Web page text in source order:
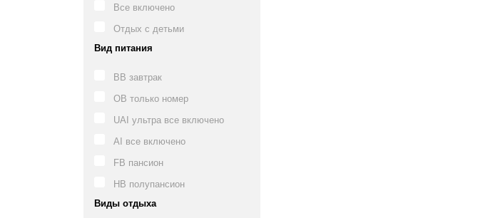
Все включено
Отдых с детьми
Вид питания
BB завтрак
OB только номер
UAI ультра все включено
AI все включено
FB пансион
HB полупансион
Виды отдыха